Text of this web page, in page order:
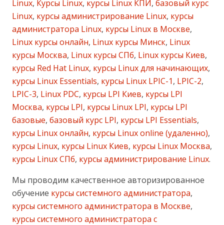
Linux, Курсы Linux, курсы Linux КПИ, базовый курс
Linux, курсы администрирование Linux, курсы
администратора Linux, курсы Linux в Москве,
Linux курсы онлайн, Linux курсы Минск, Linux
курсы Москва, Linux курсы СПб, Linux курсы Киев,
курсы Red Hat Linux, курсы Linux для начинающих,
курсы Linux Essentials, курсы Linux LPIC-1, LPIC-2,
LPIC-3, Linux PDC, курсы LPI Киев, курсы LPI
Москва, курсы LPI, курсы Linux LPI, курсы LPI
базовые, базовый курс LPI, курсы LPI Essentials,
курсы Linux онлайн, курсы Linux online (удаленно),
курсы Linux, курсы Linux Киев, курсы Linux Москва,
курсы Linux СПб, курсы администрирование Linux.
Мы проводим качественное авторизированное
обучение курсы системного администратора,
курсы системного администратора в Москве,
курсы системного администратора с